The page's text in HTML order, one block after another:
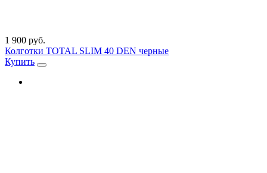
1 900 руб.
Колготки TOTAL SLIM 40 DEN черные
Купить